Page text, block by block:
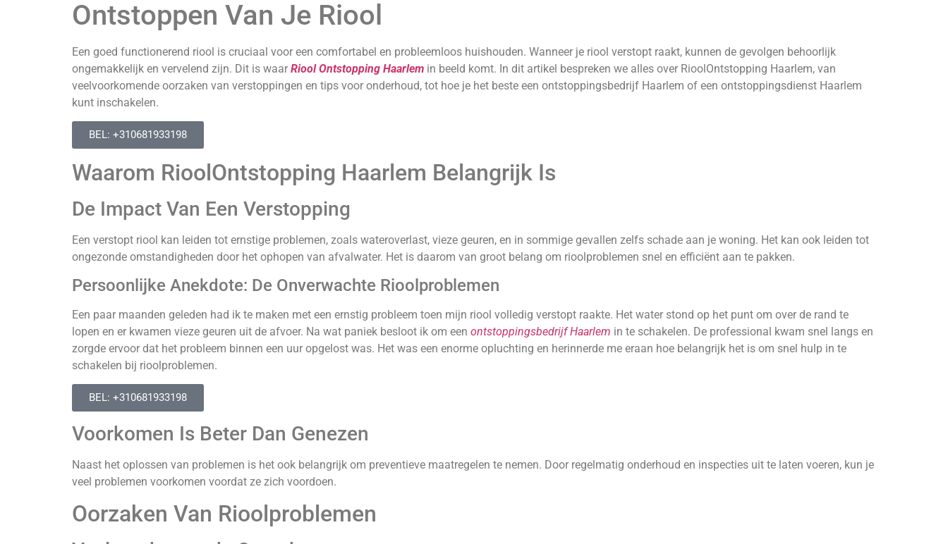
Ontstoppen Van Je Riool
Een goed functionerend riool is cruciaal voor een comfortabel en probleemloos huishouden. Wanneer je riool verstopt raakt, kunnen de gevolgen behoorlijk
ongemakkelijk en vervelend zijn. Dit is waar Riool Ontstopping Haarlem in beeld komt. In dit artikel bespreken we alles over RioolOntstopping Haarlem, van
veelvoorkomende oorzaken van verstoppingen en tips voor onderhoud, tot hoe je het beste een ontstoppingsbedrijf Haarlem of een ontstoppingsdienst Haarlem
kunt inschakelen.
BEL: +310681933198
Waarom RioolOntstopping Haarlem Belangrijk Is
De Impact Van Een Verstopping
Een verstopt riool kan leiden tot ernstige problemen, zoals wateroverlast, vieze geuren, en in sommige gevallen zelfs schade aan je woning. Het kan ook leiden tot
ongezonde omstandigheden door het ophopen van afvalwater. Het is daarom van groot belang om rioolproblemen snel en efficiënt aan te pakken.
Persoonlijke Anekdote: De Onverwachte Rioolproblemen
Een paar maanden geleden had ik te maken met een ernstig probleem toen mijn riool volledig verstopt raakte. Het water stond op het punt om over de rand te
lopen en er kwamen vieze geuren uit de afvoer. Na wat paniek besloot ik om een ontstoppingsbedrijf Haarlem in te schakelen. De professional kwam snel langs en
zorgde ervoor dat het probleem binnen een uur opgelost was. Het was een enorme opluchting en herinnerde me eraan hoe belangrijk het is om snel hulp in te
schakelen bij rioolproblemen.
BEL: +310681933198
Voorkomen Is Beter Dan Genezen
Naast het oplossen van problemen is het ook belangrijk om preventieve maatregelen te nemen. Door regelmatig onderhoud en inspecties uit te laten voeren, kun je
veel problemen voorkomen voordat ze zich voordoen.
Oorzaken Van Rioolproblemen